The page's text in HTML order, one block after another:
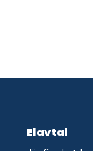
Elavtal